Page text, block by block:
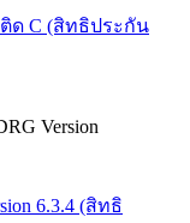
ด C (สิทธิประกัน
6.3.4 (สิทธิ